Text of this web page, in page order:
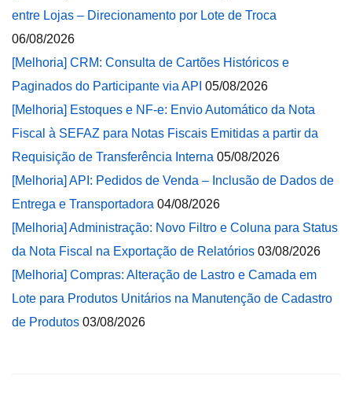
entre Lojas – Direcionamento por Lote de Troca
06/08/2026
[Melhoria] CRM: Consulta de Cartões Históricos e
Paginados do Participante via API 05/08/2026
[Melhoria] Estoques e NF-e: Envio Automático da Nota
Fiscal à SEFAZ para Notas Fiscais Emitidas a partir da
Requisição de Transferência Interna 05/08/2026
[Melhoria] API: Pedidos de Venda – Inclusão de Dados de
Entrega e Transportadora 04/08/2026
[Melhoria] Administração: Novo Filtro e Coluna para Status
da Nota Fiscal na Exportação de Relatórios 03/08/2026
[Melhoria] Compras: Alteração de Lastro e Camada em
Lote para Produtos Unitários na Manutenção de Cadastro
de Produtos 03/08/2026